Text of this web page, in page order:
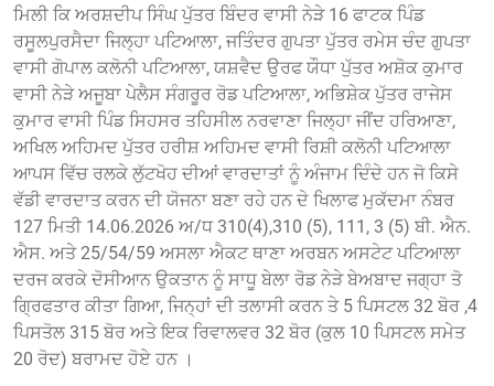
ਮਿਲੀ ਕਿ ਅਰਸ਼ਦੀਪ ਸਿੰਘ ਪੁੱਤਰ ਬਿੰਦਰ ਵਾਸੀ ਨੇੜੇ 16 ਫਾਟਕ ਪਿੰਡ
ਰਸੂਲਪੁਰਸੈਦਾ ਜਿਲ੍ਹਾ ਪਟਿਆਲਾ, ਜਤਿੰਦਰ ਗੁਪਤਾ ਪੁੱਤਰ ਰਮੇਸ ਚੰਦ ਗੁਪਤਾ
ਵਾਸੀ ਗੋਪਾਲ ਕਲੋਨੀ ਪਟਿਆਲਾ, ਯਸ਼ਵੈਦ ਉਰਫ ਯੌਧਾ ਪੁੱਤਰ ਅਸ਼ੋਕ ਕੁਮਾਰ
ਵਾਸੀ ਨੇੜੇ ਅਜੂਬਾ ਪੇਲੈਸ ਸੰਗਰੂਰ ਰੋਡ ਪਟਿਆਲਾ, ਅਭਿਸ਼ੇਕ ਪੁੱਤਰ ਰਾਜੇਸ
ਕੁਮਾਰ ਵਾਸੀ ਪਿੰਡ ਸਿਹਸਰ ਤਹਿਸੀਲ ਨਰਵਾਣਾ ਜਿਲ੍ਹਾ ਜੀਂਦ ਹਰਿਆਣਾ,
ਅਖਿਲ ਅਹਿਮਦ ਪੁੱਤਰ ਹਰੀਸ਼ ਅਹਿਮਦ ਵਾਸੀ ਰਿਸ਼ੀ ਕਲੋਨੀ ਪਟਿਆਲਾ
ਆਪਸ ਵਿੱਚ ਰਲਕੇ ਲੁੱਟਖੋਹ ਦੀਆਂ ਵਾਰਦਾਤਾਂ ਨੂੰ ਅੰਜਾਮ ਦਿੰਦੇ ਹਨ ਜੋ ਕਿਸੇ
ਵੱਡੀ ਵਾਰਦਾਤ ਕਰਨ ਦੀ ਯੋਜਨਾ ਬਣਾ ਰਹੇ ਹਨ ਦੇ ਖਿਲਾਫ ਮੁਕੱਦਮਾ ਨੰਬਰ
127 ਮਿਤੀ 14.06.2026 ਅ/ਧ 310(4),310 (5), 111, 3 (5) ਬੀ. ਐਨ.
ਐਸ. ਅਤੇ 25/54/59 ਅਸਲਾ ਐਕਟ ਥਾਣਾ ਅਰਬਨ ਅਸਟੇਟ ਪਟਿਆਲਾ
ਦਰਜ ਕਰਕੇ ਦੋਸੀਆਨ ਉਕਤਾਨ ਨੂੰ ਸਾਧੂ ਬੇਲਾ ਰੋਡ ਨੇੜੇ ਬੇਅਬਾਦ ਜਗ੍ਹਾ ਤੋ
ਗ੍ਰਿਫਤਾਰ ਕੀਤਾ ਗਿਆ, ਜਿਨ੍ਹਾਂ ਦੀ ਤਲਾਸੀ ਕਰਨ ਤੇ 5 ਪਿਸਟਲ 32 ਬੋਰ ,4
ਪਿਸਤੋਲ 315 ਬੋਰ ਅਤੇ ਇਕ ਰਿਵਾਲਵਰ 32 ਬੋਰ (ਕੁਲ 10 ਪਿਸਟਲ ਸਮੇਤ
20 ਰੋਦ) ਬਰਾਮਦ ਹੋਏ ਹਨ ।